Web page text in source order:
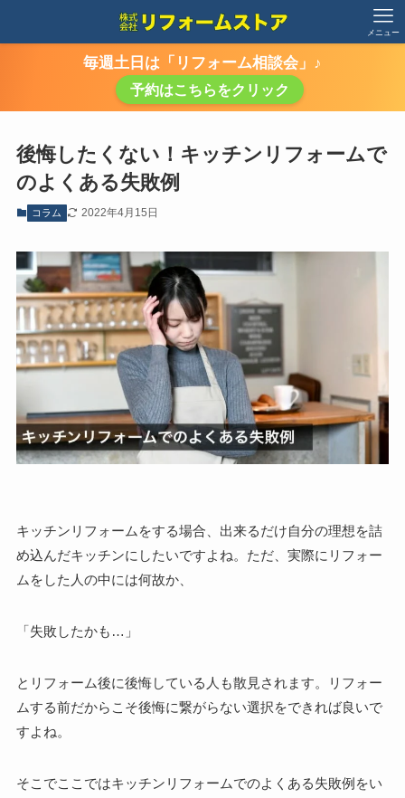
メニュー
毎週土日は「リフォーム相談会」♪
予約はこちらをクリック
後悔したくない！キッチンリフォームで
のよくある失敗例
コラム 2022年4月15日
キッチンリフォームをする場合、出来るだけ自分の理想を詰
め込んだキッチンにしたいですよね。ただ、実際にリフォー
ムをした人の中には何故か、
「失敗したかも…」
とリフォーム後に後悔している人も散見されます。リフォー
ムする前だからこそ後悔に繋がらない選択をできれば良いで
すよね。
そこでここではキッチンリフォームでのよくある失敗例をい